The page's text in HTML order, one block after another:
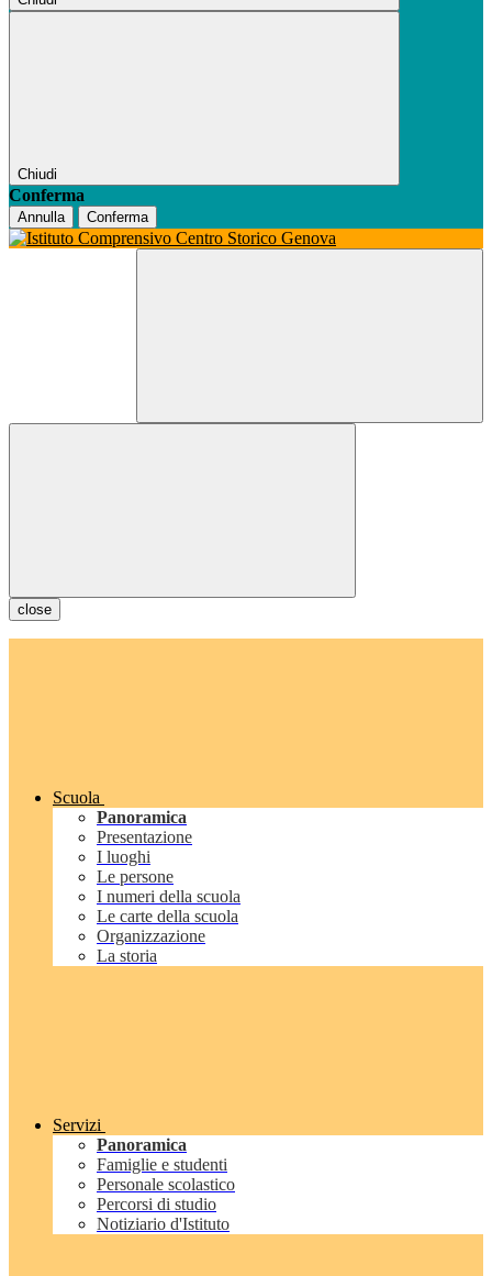
Chiudi
Conferma
Annulla Conferma
close
Scuola
Panoramica
Presentazione
I luoghi
Le persone
I numeri della scuola
Le carte della scuola
Organizzazione
La storia
Servizi
Panoramica
Famiglie e studenti
Personale scolastico
Percorsi di studio
Notiziario d'Istituto